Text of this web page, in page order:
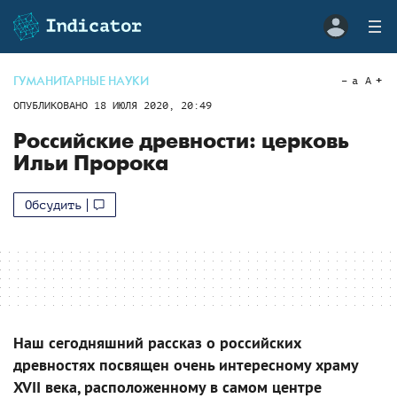
ГУМАНИТАРНЫЕ НАУКИ
ОПУБЛИКОВАНО 18 ИЮЛЯ 2020, 20:49
a A
Российские древности: церковь
Ильи Пророка
Обсудить
Наш сегодняшний рассказ о российских
древностях посвящен очень интересному храму
XVII века, расположенному в самом центре